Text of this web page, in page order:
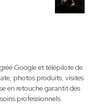
Google et télépilote de
photos produits, visites
en retouche garantit des
professionnels.